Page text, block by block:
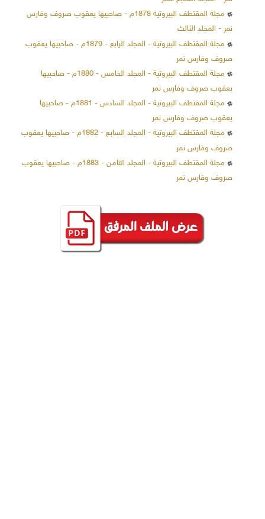
مجلة المقتطف البيروتية 1878م - صاحبيها يعقوب صروف وفارس
نمر - المجلد الثالث
مجلة المقتطف البيروتية - المجلد الرابع - 1879م - صاحبيها يعقوب
صروف وفارس نمر
مجلة المقتطف البيروتية - المجلد الخامس - 1880م - صاحبيها
يعقوب صروف وفارس نمر
مجلة المقتطف البيروتية - المجلد السادس - 1881م - صاحبيها
يعقوب صروف وفارس نمر
مجلة المقتطف البيروتية - المجلد السابع - 1882م - صاحبيها يعقوب
صروف وفارس نمر
مجلة المقتطف البيروتية - المجلد الثامن - 1883م - صاحبيها يعقوب
صروف وفارس نمر